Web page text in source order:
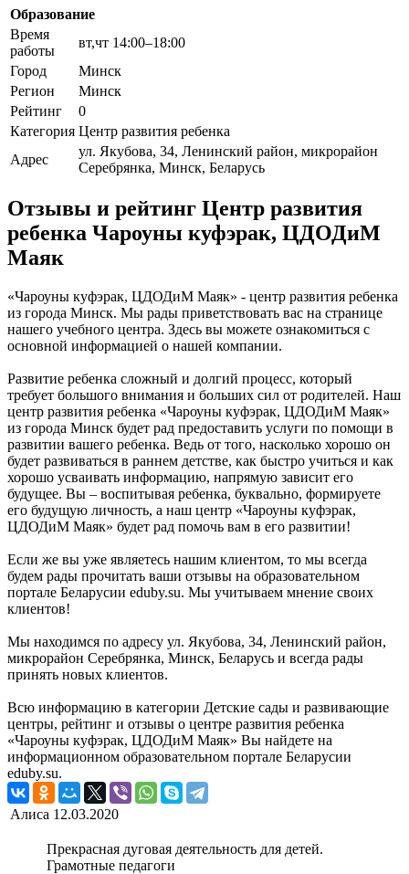
Образование
Время
работы
вт,чт 14:00–18:00
Город
Минск
Регион
Минск
Рейтинг
0
Категория Центр развития ребенка
Адрес
ул. Якубова, 34, Ленинский район, микрорайон
Серебрянка, Минск, Беларусь
Отзывы и рейтинг Центр развития
ребенка Чароуны куфэрак, ЦДОДиМ
Маяк
«Чароуны куфэрак, ЦДОДиМ Маяк» - центр развития ребенка
из города Минск. Мы рады приветствовать вас на странице
нашего учебного центра. Здесь вы можете ознакомиться с
основной информацией о нашей компании.
Развитие ребенка сложный и долгий процесс, который
требует большого внимания и больших сил от родителей. Наш
центр развития ребенка «Чароуны куфэрак, ЦДОДиМ Маяк»
из города Минск будет рад предоставить услуги по помощи в
развитии вашего ребенка. Ведь от того, насколько хорошо он
будет развиваться в раннем детстве, как быстро учиться и как
хорошо усваивать информацию, напрямую зависит его
будущее. Вы – воспитывая ребенка, буквально, формируете
его будущую личность, а наш центр «Чароуны куфэрак,
ЦДОДиМ Маяк» будет рад помочь вам в его развитии!
Если же вы уже являетесь нашим клиентом, то мы всегда
будем рады прочитать ваши отзывы на образовательном
портале Беларусии eduby.su. Мы учитываем мнение своих
клиентов!
Мы находимся по адресу ул. Якубова, 34, Ленинский район,
микрорайон Серебрянка, Минск, Беларусь и всегда рады
принять новых клиентов.
Всю информацию в категории Детские сады и развивающие
центры, рейтинг и отзывы о центре развития ребенка
«Чароуны куфэрак, ЦДОДиМ Маяк» Вы найдете на
информационном образовательном портале Беларусии
eduby.su.
Алиса 12.03.2020
Прекрасная дуговая деятельность для детей.
Грамотные педагоги